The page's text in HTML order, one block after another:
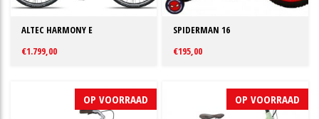
ALTEC HARMONY E
€1.799,00
SPIDERMAN 16
€195,00
OP VOORRAAD OP VOORRAAD